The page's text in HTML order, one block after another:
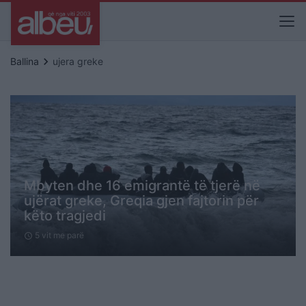
Ballina keyboard_arrow_right ujera greke
Mbyten dhe 16 emigrantë të tjerë në
ujërat greke, Greqia gjen fajtorin për
këto tragjedi
schedule 5 vit me parë